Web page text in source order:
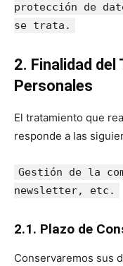
protección de
se trata.
2. Finalidad
Personales
El tratamiento que
responde a las
Gestión de la
newsletter, etc.
2.1. Plazo de
Conservaremos sus